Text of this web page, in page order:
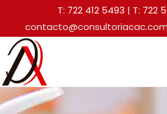
T: 722 412 5493 | T: 722
contacto@consultoriacac.com